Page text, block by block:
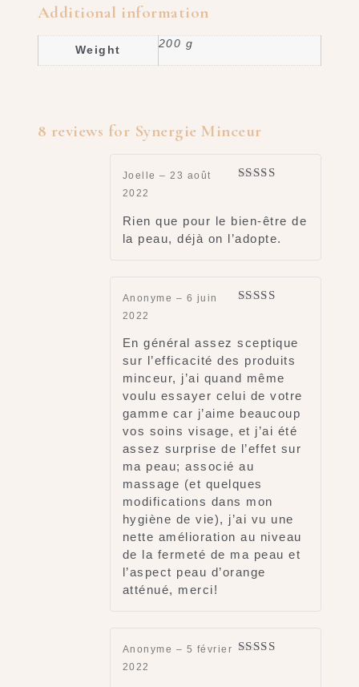
Additional information
Weight
200 g
8 reviews for Synergie Minceur
Joelle– 23 août
2022
Rien que pour le bien-être de
la peau, déjà on l’adopte.
Anonyme – 6 juin
2022
En général assez sceptique
sur l’efficacité des produits
minceur, j’ai quand même
voulu essayer celui de votre
gamme car j’aime beaucoup
vos soins visage, et j’ai été
assez surprise de l’effet sur
ma peau; associé au
massage (et quelques
modifications dans mon
hygiène de vie), j’ai vu une
nette amélioration au niveau
de la fermeté de ma peau et
l’aspect peau d’orange
atténué, merci!
Anonyme – 5 février
2022